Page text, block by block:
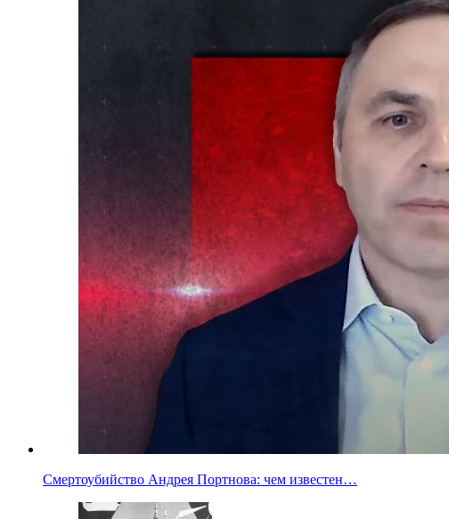
Смертоубийство Андрея Портнова: чем известен…